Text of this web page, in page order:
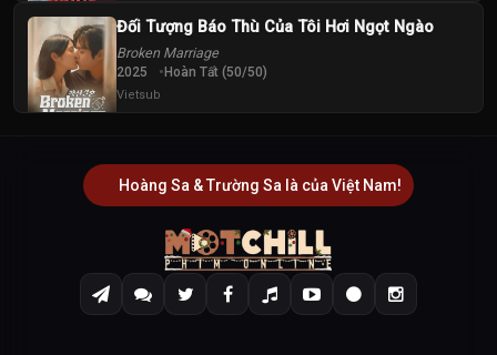
Đối Tượng Báo Thù Của Tôi Hơi Ngọt Ngào
Broken Marriage
2025 Hoàn Tất (50/50)
Vietsub
Hoàng Sa & Trường Sa là của Việt Nam!